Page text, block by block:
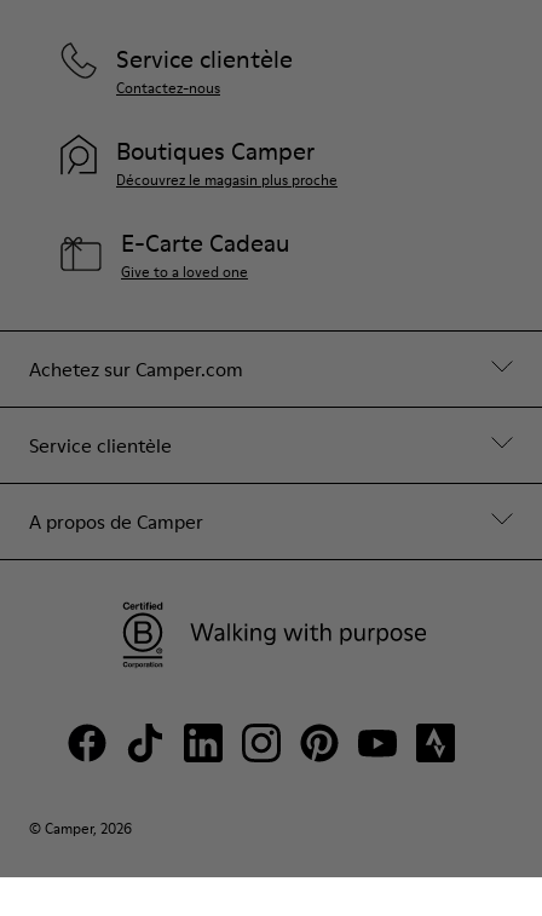
Achetez sur Camper.com
Service clientèle
A propos de Camper
Service clientèle
Contactez-nous
Boutiques Camper
Découvrez le magasin plus proche
E-Carte Cadeau
Give to a loved one
© Camper, 2026